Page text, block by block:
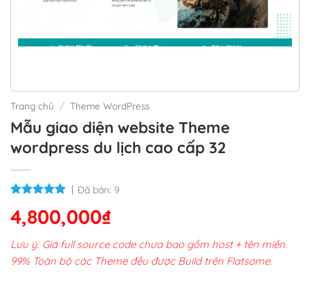
Trang chủ / Theme WordPress
Mẫu giao diện website Theme
wordpress du lịch cao cấp 32
Đã bán: 9
4,800,000₫
Lưu ý: Giá full source code chưa bao gồm host + tên miền.
99% Toàn bộ các Theme đều được Build trên Flatsome.